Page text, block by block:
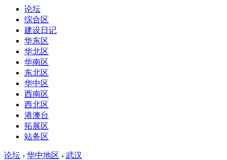
论坛
综合区
建设日记
华东区
华北区
华南区
东北区
华中区
西南区
西北区
港澳台
拓展区
站务区
论坛 › 华中地区 › 武汉